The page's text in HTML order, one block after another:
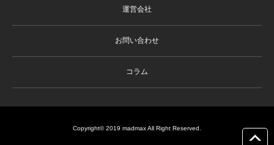
運営会社
お問い合わせ
コラム
Copyright© 2019 madmax All Right Reserved.